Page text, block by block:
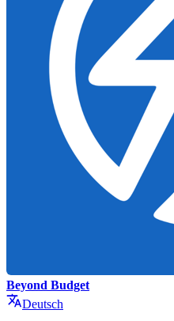
Beyond Budget
Deutsch